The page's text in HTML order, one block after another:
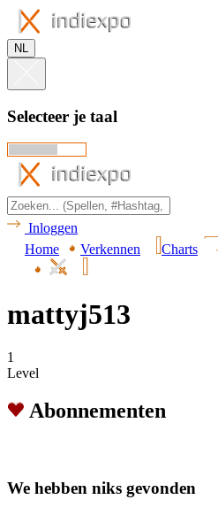
NL
Selecteer je taal
Inloggen
Home
Verkennen Charts
mattyj513
1
Level
Abonnementen
We hebben niks gevonden